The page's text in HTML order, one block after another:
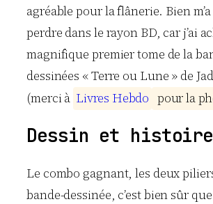
agréable pour la flânerie. Bien m’a
perdre dans le rayon BD, car j’ai
magnifique premier tome de la
dessinées « Terre ou Lune » de
(merci à Livres Hebdo pourlaph
Dessin et histoire
Le combo gagnant, les deux
bande-dessinée, c’est bien sûr